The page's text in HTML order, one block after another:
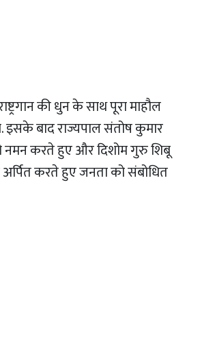
की धुन के साथ पूरा माहौल
इसके बाद राज्यपाल संतोष कुमार
नमन करते हुए और दिशोम गुरु शिबू
अर्पित करते हुए जनता को संबोधित